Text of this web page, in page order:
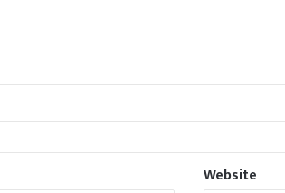
Website